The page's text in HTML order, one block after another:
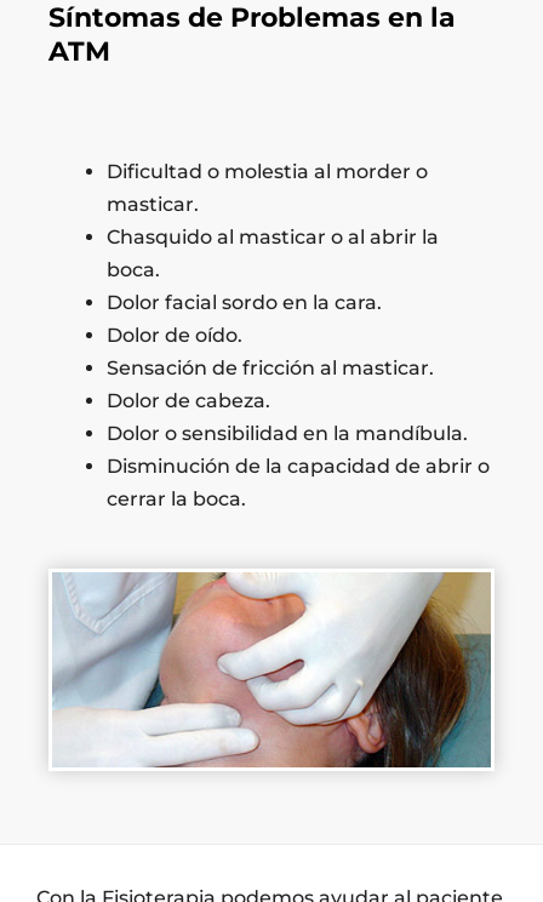
Síntomas de Problemas en la
ATM
Dificultad o molestia al morder o
masticar.
Chasquido al masticar o al abrir la
boca.
Dolor facial sordo en la cara.
Dolor de oído.
Sensación de fricción al masticar.
Dolor de cabeza.
Dolor o sensibilidad en la mandíbula.
Disminución de la capacidad de abrir o
cerrar la boca.